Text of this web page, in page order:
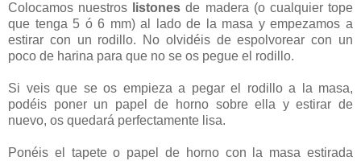
Colocamos nuestros listones de madera (o cualquier tope
que tenga 5 ó 6 mm) al lado de la masa y empezamos a
estirar con un rodillo. No olvidéis de espolvorear con un
poco de harina para que no se os pegue el rodillo.
Si veis que se os empieza a pegar el rodillo a la masa,
podéis poner un papel de horno sobre ella y estirar de
nuevo, os quedará perfectamente lisa.
Ponéis el tapete o papel de horno con la masa estirada